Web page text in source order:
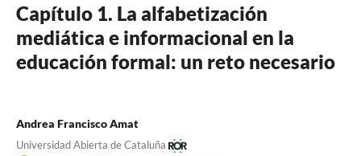
Capítulo 1. La alfabetización
mediática e informacional en la
educación formal: un reto necesario
Andrea Francisco Amat
Universidad Abierta de Cataluña